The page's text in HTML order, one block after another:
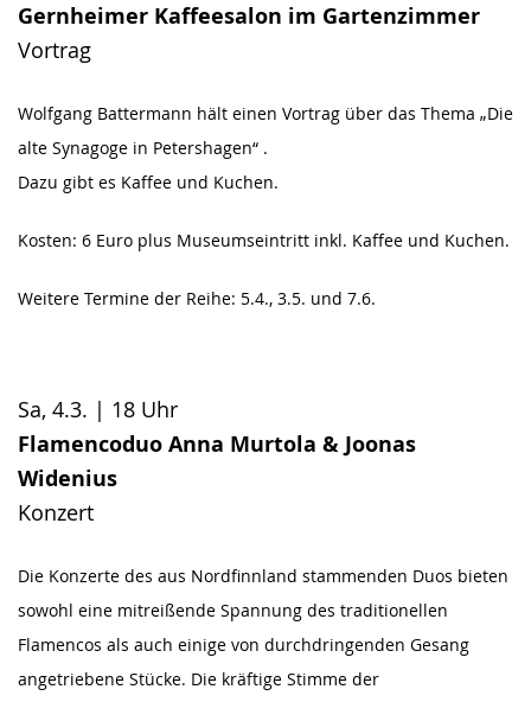
Gernheimer Kaffeesalon im Gartenzimmer
Vortrag
Wolfgang Battermann hält einen Vortrag über das Thema „Die
alte Synagoge in Petershagen“ .
Dazu gibt es Kaffee und Kuchen.
Kosten: 6 Euro plus Museumseintritt inkl. Kaffee und Kuchen.
Weitere Termine der Reihe: 5.4., 3.5. und 7.6.
Sa, 4.3. | 18 Uhr
Flamencoduo Anna Murtola & Joonas
Widenius
Konzert
Die Konzerte des aus Nordfinnland stammenden Duos bieten
sowohl eine mitreißende Spannung des traditionellen
Flamencos als auch einige von durchdringenden Gesang
angetriebene Stücke. Die kräftige Stimme der